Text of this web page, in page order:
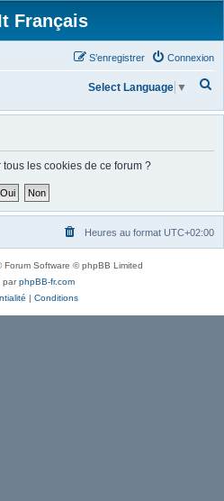
Français
Connexion
S’enregistrer
h
c
h
Select Language ▼
les cookies de ce forum ?
Heures au format UTC+02:00
Forum Software © phpBB Limited
parphpBB-fr.com
| Conditions